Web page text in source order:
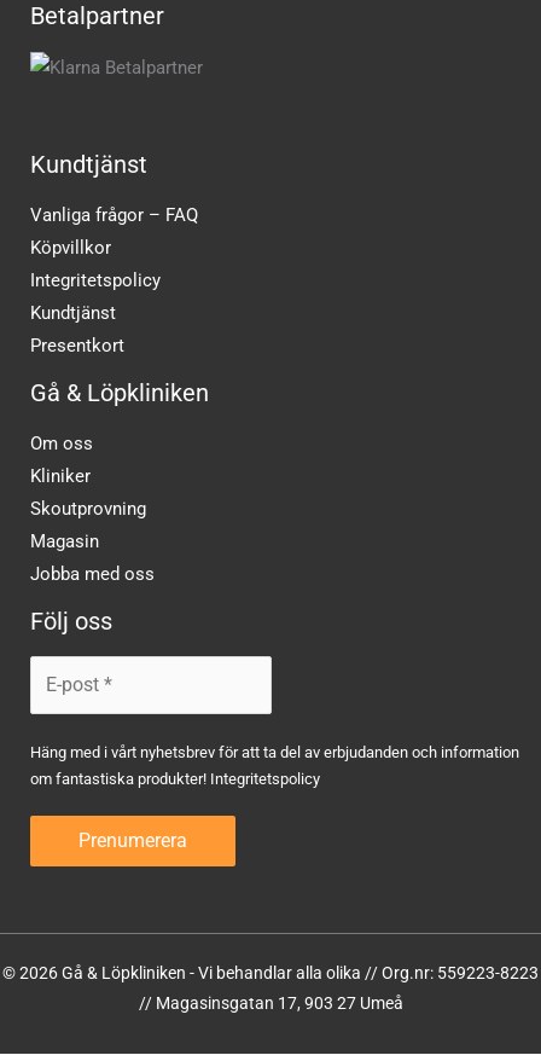
Betalpartner
Kundtjänst
Vanliga frågor – FAQ
Köpvillkor
Integritetspolicy
Kundtjänst
Presentkort
Gå & Löpkliniken
Om oss
Kliniker
Skoutprovning
Magasin
Jobba med oss
Följ oss
Häng med i vårt nyhetsbrev för att ta del av erbjudanden och information
om fantastiska produkter! Integritetspolicy
© 2026 Gå & Löpkliniken - Vi behandlar alla olika // Org.nr: 559223-8223
// Magasinsgatan 17, 903 27 Umeå